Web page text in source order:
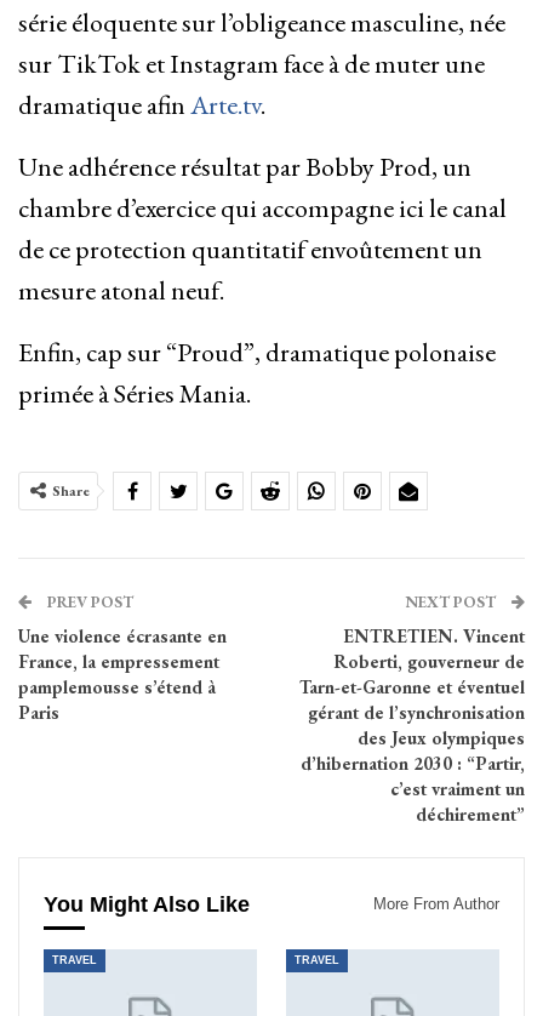
série éloquente sur l’obligeance masculine, née
sur TikTok et Instagram face à de muter une
dramatique afinArte.tv.
Une adhérence résultat par Bobby Prod, un
chambre d’exercice qui accompagne ici le canal
de ce protection quantitatif envoûtement un
mesure atonal neuf.
Enfin, cap sur “Proud”, dramatique polonaise
primée à Séries Mania.
Share
PREV POST
Une violence écrasante en
France, la empressement
pamplemousse s’étend à
Paris
NEXT POST
ENTRETIEN. Vincent
Roberti, gouverneur de
Tarn-et-Garonne et éventuel
gérant de l’synchronisation
des Jeux olympiques
d’hibernation 2030 : “Partir,
c’est vraiment un
déchirement”
You Might Also Like More From Author
TRAVEL TRAVEL